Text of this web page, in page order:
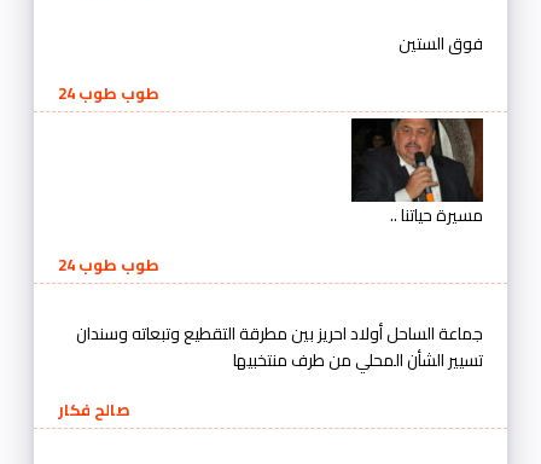
فوق الستين
طوب طوب 24
مسيرة حياتنا ..
طوب طوب 24
جماعة الساحل أولاد احريز بين مطرقة التقطيع وتبعاته وسندان
تسيير الشأن المحلي من طرف منتخبيها
صالح فكار